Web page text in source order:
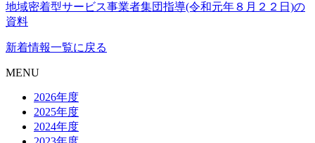
地域密着型サービス事業者集団指導(令和元年８月２２日)の
資料
新着情報一覧に戻る
MENU
2026年度
2025年度
2024年度